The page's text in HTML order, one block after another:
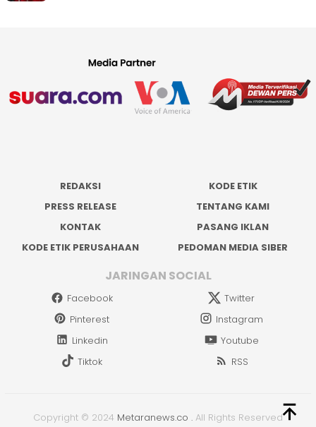
REDAKSI
KODE ETIK
PRESS RELEASE
TENTANG KAMI
KONTAK
PASANG IKLAN
KODE ETIK PERUSAHAAN
PEDOMAN MEDIA SIBER
JARINGAN SOCIAL
Facebook
Twitter
Pinterest
Instagram
Linkedin
Youtube
Tiktok
RSS
Copyright © 2024 Metaranews.co . All Rights Reserved